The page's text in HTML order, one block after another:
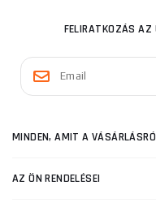
FELIRATKOZÁS AZ
MINDEN, AMIT A
AZ ÖN RENDELÉSEI